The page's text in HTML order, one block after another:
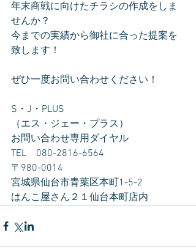
年末商戦に向けたチラシの作成をしま
せんか？
今までの実績から御社に合った提案を
致します！
ぜひ一度お問い合わせください！
S・J・PLUS
（エス・ジェー・プラス）
お問い合わせ専用ダイヤル
TEL　080-2816-6564
〒980-0014
宮城県仙台市青葉区本町1-5-2
はんこ屋さん２１仙台本町店内